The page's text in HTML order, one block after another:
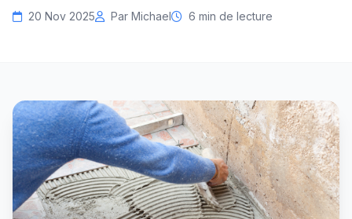
20 Nov 2025 Par Michael 6 min de lecture